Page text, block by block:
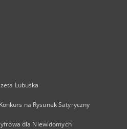
Lubuska
na Rysunek Satyryczny
dla Niewidomych